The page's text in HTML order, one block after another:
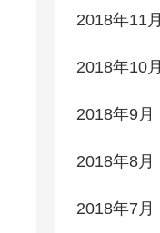
2018年11月
2018年10月
2018年9月
2018年8月
2018年7月